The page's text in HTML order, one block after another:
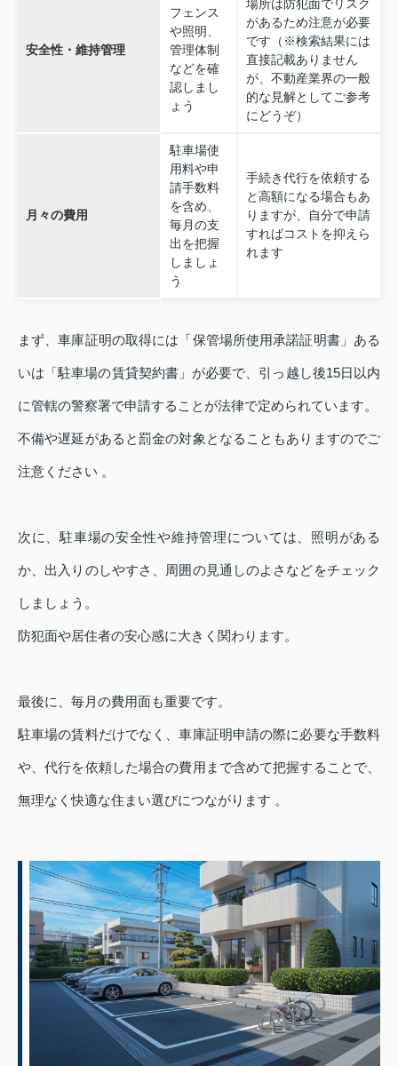
安全性・維持管理
フェンス
や照明、
管理体制
などを確
認しまし
ょう
場所は防犯面でリスク
があるため注意が必要
です（※検索結果には
直接記載ありません
が、不動産業界の一般
的な見解としてご参考
にどうぞ）
月々の費用
駐車場使
用料や申
請手数料
を含め、
毎月の支
出を把握
しましょ
う
手続き代行を依頼する
と高額になる場合もあ
りますが、自分で申請
すればコストを抑えら
れます
まず、車庫証明の取得には「保管場所使用承諾証明書」ある
いは「駐車場の賃貸契約書」が必要で、引っ越し後15日以内
に管轄の警察署で申請することが法律で定められています。
不備や遅延があると罰金の対象となることもありますのでご
注意ください 。
次に、駐車場の安全性や維持管理については、照明がある
か、出入りのしやすさ、周囲の見通しのよさなどをチェック
しましょう。
防犯面や居住者の安心感に大きく関わります。
最後に、毎月の費用面も重要です。
駐車場の賃料だけでなく、車庫証明申請の際に必要な手数料
や、代行を依頼した場合の費用まで含めて把握することで、
無理なく快適な住まい選びにつながります 。